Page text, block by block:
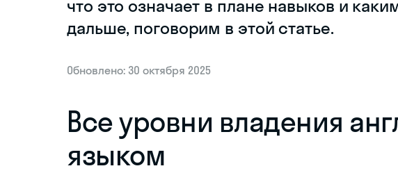
что это означает в плане навыков и
дальше, поговорим в этой статье.
Обновлено: 30 октября 2025
Все уровни владения
языком